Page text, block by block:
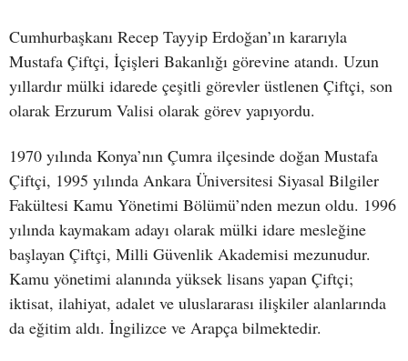
Cumhurbaşkanı Recep Tayyip Erdoğan’ın kararıyla
Mustafa Çiftçi, İçişleri Bakanlığı görevine atandı. Uzun
yıllardır mülki idarede çeşitli görevler üstlenen Çiftçi, son
olarak Erzurum Valisi olarak görev yapıyordu.
1970 yılında Konya’nın Çumra ilçesinde doğan Mustafa
Çiftçi, 1995 yılında Ankara Üniversitesi Siyasal Bilgiler
Fakültesi Kamu Yönetimi Bölümü’nden mezun oldu. 1996
yılında kaymakam adayı olarak mülki idare mesleğine
başlayan Çiftçi, Milli Güvenlik Akademisi mezunudur.
Kamu yönetimi alanında yüksek lisans yapan Çiftçi;
iktisat, ilahiyat, adalet ve uluslararası ilişkiler alanlarında
da eğitim aldı. İngilizce ve Arapça bilmektedir.